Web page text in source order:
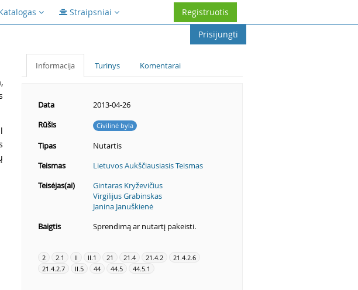
Straipsniai
Registruotis
Prisijungti
Informacija Turinys Komentarai
Data
2013-04-26
Rūšis
Civilinė byla
Tipas
Nutartis
Teismas
Lietuvos Aukščiausiasis Teismas
Teisėjas(ai)
Gintaras Kryževičius
Virgilijus Grabinskas
Janina Januškienė
Baigtis
Sprendimą ar nutartį pakeisti.
2 2.1 II II.1 21 21.4 21.4.2
21.4.2.6
21.4.2.7
II.5 44 44.5 44.5.1